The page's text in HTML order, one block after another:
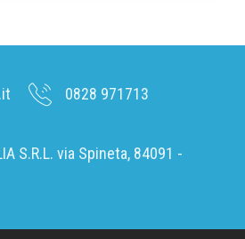
0828 971713
S.R.L. via Spineta, 84091 -